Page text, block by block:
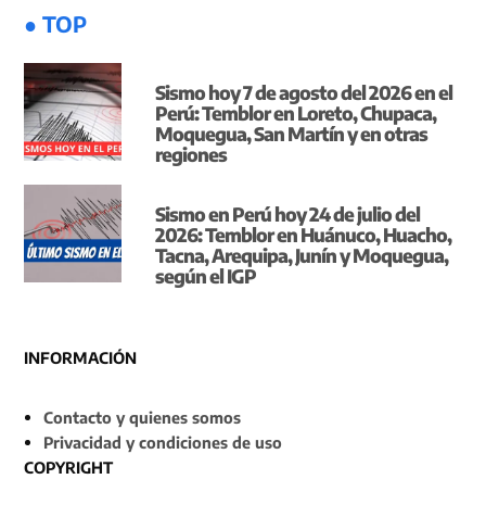
● TOP
Sismo hoy 7 de agosto del 2026 en el
Perú: Temblor en Loreto, Chupaca,
Moquegua, San Martín y en otras
regiones
Sismo en Perú hoy 24 de julio del
2026: Temblor en Huánuco, Huacho,
Tacna, Arequipa, Junín y Moquegua,
según el IGP
INFORMACIÓN
Contacto y quienes somos
Privacidad y condiciones de uso
COPYRIGHT